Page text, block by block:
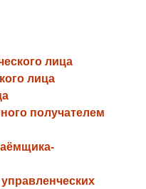
лица
лица
получателем